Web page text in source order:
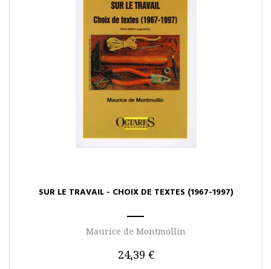
SUR LE TRAVAIL - CHOIX DE TEXTES (1967-1997)
Maurice de Montmollin
24,39 €